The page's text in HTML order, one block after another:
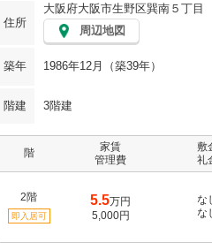
住所
大阪府大阪市生野区巽南５丁目
周辺地図
築年 1986年12月（築39年）
階建 3階建
階
家賃
管理費
敷
礼
2階
即入居可
5.5万円
5,000円
な
な